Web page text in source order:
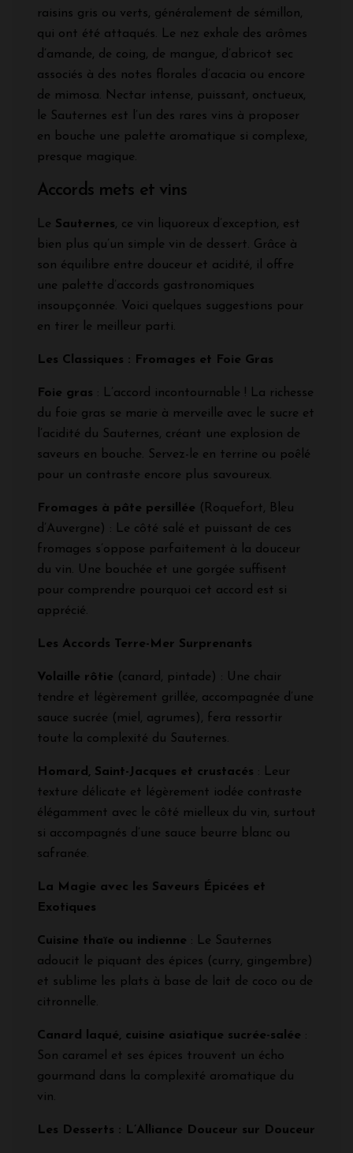
raisins gris ou verts, généralement de sémillon,
qui ont été attaqués. Le nez exhale des arômes
d’amande, de coing, de mangue, d’abricot sec
associés à des notes florales d’acacia ou encore
de mimosa. Nectar intense, puissant, onctueux,
le Sauternes est l’un des rares vins à proposer
en bouche une palette aromatique si complexe,
presque magique.
Accords mets et vins
Le Sauternes, ce vin liquoreux d’exception, est
bien plus qu’un simple vin de dessert. Grâce à
son équilibre entre douceur et acidité, il offre
une palette d’accords gastronomiques
insoupçonnée. Voici quelques suggestions pour
en tirer le meilleur parti.
Les Classiques : Fromages et Foie Gras
Foie gras : L’accord incontournable ! La richesse
du foie gras se marie à merveille avec le sucre et
l’acidité du Sauternes, créant une explosion de
saveurs en bouche. Servez-le en terrine ou poêlé
pour un contraste encore plus savoureux.
Fromages à pâte persillée (Roquefort, Bleu
d’Auvergne) : Le côté salé et puissant de ces
fromages s’oppose parfaitement à la douceur
du vin. Une bouchée et une gorgée suffisent
pour comprendre pourquoi cet accord est si
apprécié.
Les Accords Terre-Mer Surprenants
Volaille rôtie (canard, pintade) : Une chair
tendre et légèrement grillée, accompagnée d’une
sauce sucrée (miel, agrumes), fera ressortir
toute la complexité du Sauternes.
Homard, Saint-Jacques et crustacés : Leur
texture délicate et légèrement iodée contraste
élégamment avec le côté mielleux du vin, surtout
si accompagnés d’une sauce beurre blanc ou
safranée.
La Magie avec les Saveurs Épicées et
Exotiques
Cuisine thaïe ou indienne : Le Sauternes
adoucit le piquant des épices (curry, gingembre)
et sublime les plats à base de lait de coco ou de
citronnelle.
Canard laqué, cuisine asiatique sucrée-salée :
Son caramel et ses épices trouvent un écho
gourmand dans la complexité aromatique du
vin.
Les Desserts : L’Alliance Douceur sur Douceur